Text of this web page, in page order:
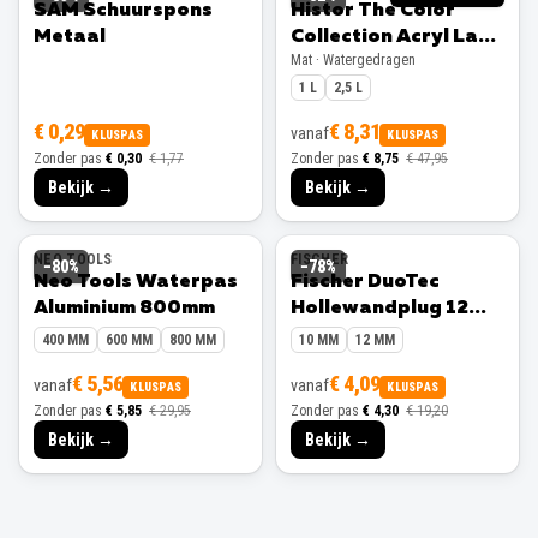
SAM Schuurspons
Metaal
€ 0,29 KLUSPAS
Zonder pas € 0,30 € 1,77
Bekijk →
Histor The Color
Collection Acryl Lak
Mat
Mat · Watergedragen
1 L
2,5 L
vanaf€ 8,31 KLUSPAS
Zonder pas € 8,75 € 47,95
Bekijk →
−80%
NEO TOOLS
Neo Tools Waterpas
Aluminium 800mm
400 MM 600 MM 800 MM
vanaf€ 5,56 KLUSPAS
Zonder pas € 5,85 € 29,95
Bekijk →
−78%
FISCHER
Fischer DuoTec
Hollewandplug 12
mm 10 stuks
10 MM 12 MM
vanaf€ 4,09 KLUSPAS
Zonder pas € 4,30 € 19,20
Bekijk →